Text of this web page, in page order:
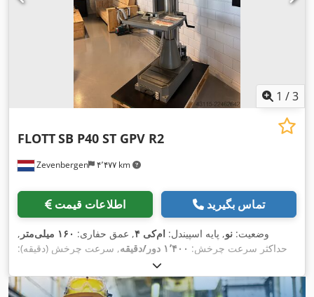
1 /3
Zevenbergen ۴٬۴۷۷ km
FLOTTSB P40 ST GPV R2
اطلاعات قیمت تماس بگیرید
وضعیت: نو, پایه اسپیندل: ام‌کی ۴ , عمق حفاری: ۱۶۰ میلی‌متر
,
حداکثر سرعت چرخش: ۱٬۴۰۰ دور/دقیقه
, سرعت چرخش (دقیقه):
ارتفاع کل:۲٬۱۲۰ میلی‌متر , تجهیزات:مستندات / راهنما ,